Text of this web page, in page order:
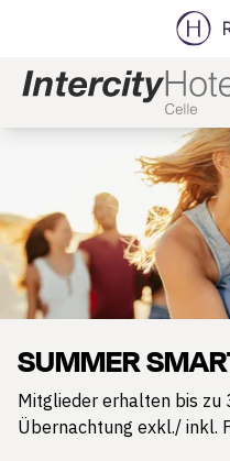
SUMMER
Mitglieder erhalten bis zu
Übernachtung exkl./ inkl.